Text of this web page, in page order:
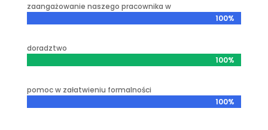
zaangażowanie naszego pracownika w
100%
100%
doradztwo
100%
100%
pomoc w załatwieniu formalności
100%
100%